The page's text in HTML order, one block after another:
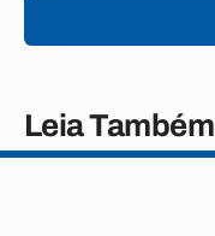
Leia Também